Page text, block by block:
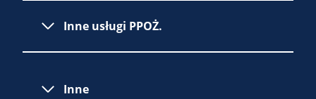
Inne usługi PPOŻ.
Inne